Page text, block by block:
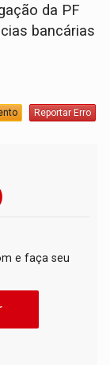
da PF
bancárias
Reportar Erro
e faça seu